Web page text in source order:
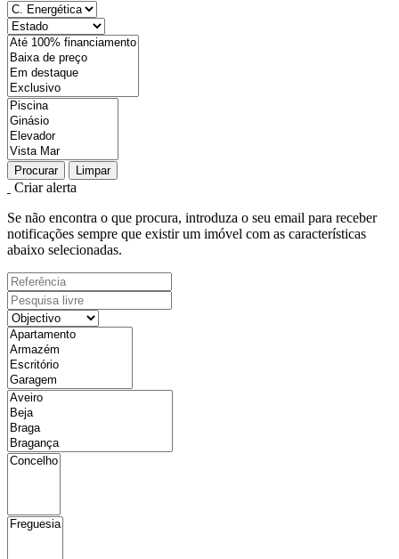
Procurar Limpar
Criar alerta
Se não encontra o que procura, introduza o seu email para receber
notificações sempre que existir um imóvel com as características
abaixo selecionadas.